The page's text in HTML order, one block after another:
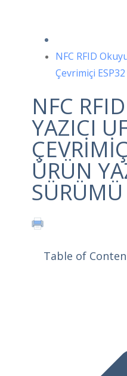
NFC RFID
Çevrimiçi
NFC
YAZICI
ÜRÜN
SÜRÜMÜ
Table of